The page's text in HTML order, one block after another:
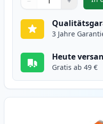
Verwenden Sie die
1
3 Jahre
Heute
Gratis ab 49 €